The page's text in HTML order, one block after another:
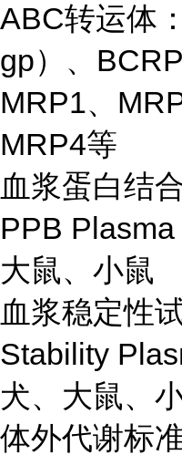
ABC转运体
gp）、
MRP1、
MRP4等
血浆蛋白结
PPB Plasma
大鼠、小鼠
血浆稳定性
Stability
犬、大鼠、
体外代谢标